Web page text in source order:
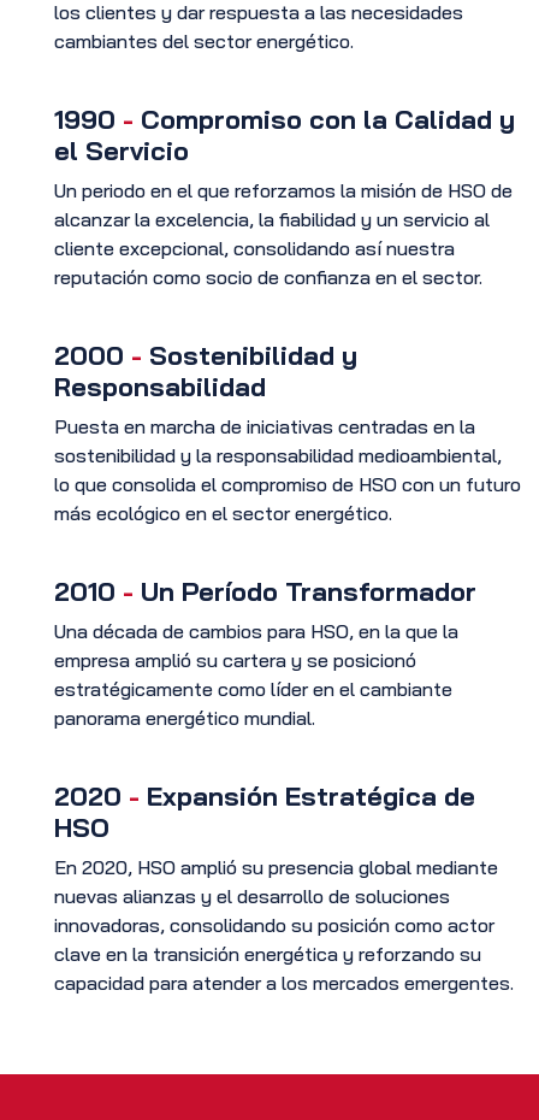
los clientes y dar respuesta a las necesidades
cambiantes del sector energético.
1990 - Compromiso con la Calidad y
el Servicio
Un periodo en el que reforzamos la misión de HSO de
alcanzar la excelencia, la fiabilidad y un servicio al
cliente excepcional, consolidando así nuestra
reputación como socio de confianza en el sector.
2000 - Sostenibilidad y
Responsabilidad
Puesta en marcha de iniciativas centradas en la
sostenibilidad y la responsabilidad medioambiental,
lo que consolida el compromiso de HSO con un futuro
más ecológico en el sector energético.
2010 - Un Período Transformador
Una década de cambios para HSO, en la que la
empresa amplió su cartera y se posicionó
estratégicamente como líder en el cambiante
panorama energético mundial.
2020 - Expansión Estratégica de
HSO
En 2020, HSO amplió su presencia global mediante
nuevas alianzas y el desarrollo de soluciones
innovadoras, consolidando su posición como actor
clave en la transición energética y reforzando su
capacidad para atender a los mercados emergentes.